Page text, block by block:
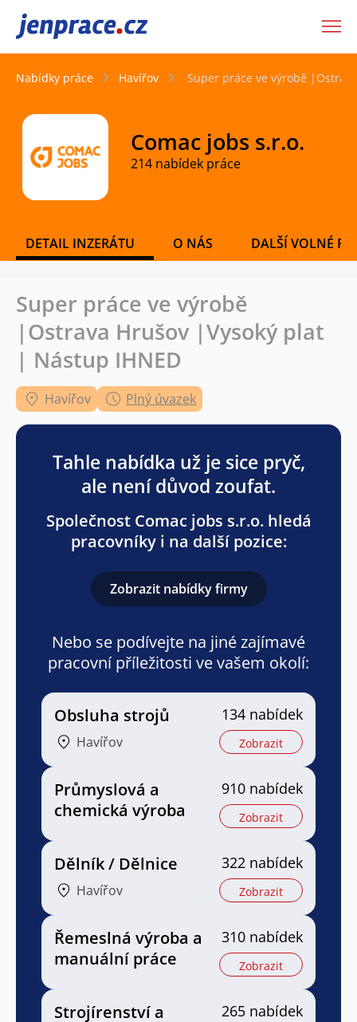
JenPráce.cz
Nabídky práce Havířov Super práce ve výrobě
Comac jobs s.r.o.
214 nabídek práce
DETAIL INZERÁTU O NÁS DALŠÍ VOLNÉ
Super práce ve výrobě
|Ostrava Hrušov |Vysoký plat
| Nástup IHNED
Havířov Plný úvazek
Tahle nabídka už je sice pryč,
ale není důvod zoufat.
Společnost Comac jobs s.r.o. hledá
pracovníky i na další pozice:
Zobrazit nabídky firmy
Nebo se podívejte na jiné zajímavé
pracovní příležitosti ve vašem okolí:
Obsluha strojů
Havířov
134 nabídek
Zobrazit
Průmyslová a
chemická výroba
910 nabídek
Zobrazit
Dělník / Dělnice
Havířov
322 nabídek
Zobrazit
Řemeslná výroba a
manuální práce
310 nabídek
Zobrazit
Strojírenství a
265 nabídek